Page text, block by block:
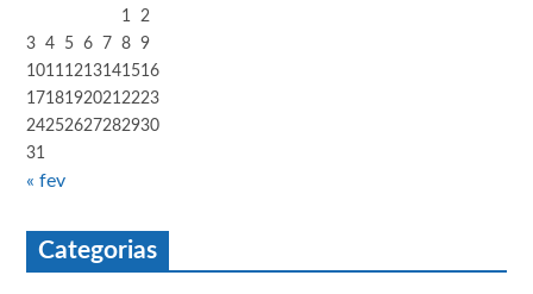
1
2
3 4 5 6 7 8 9
1011 1213141516
1718192021 2223
24252627282930
31
« fev
Categorias